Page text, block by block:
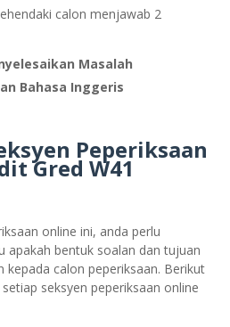
calon menjawab 2
Masalah
Bahasa Inggeris
Peperiksaan
Gred W41
online ini, anda perlu
apakah bentuk soalan dan tujuan
kepada calon peperiksaan. Berikut
seksyen peperiksaan online